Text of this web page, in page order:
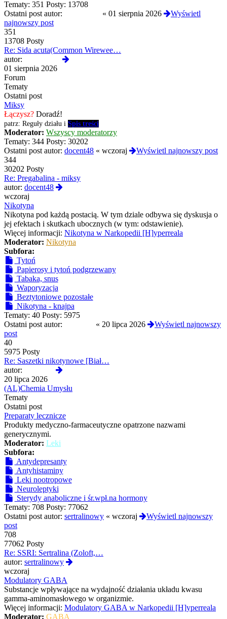
Tematy: 351 Posty: 13708
Ostatni post autor:
« 01 sierpnia 2026
Wyświetl
najnowszy post
351
13708 Posty
Re: Sida acuta(Common Wirewee…
autor:
01 sierpnia 2026
Forum
Tematy
Ostatni post
Miksy
Łączysz? Doradź!
patrz: Reguły działu i Spis treści
Moderator: Wszyscy moderatorzy
Tematy: 344 Posty: 30202
Ostatni post autor: docent48 « wczoraj
Wyświetl najnowszy post
344
30202 Posty
Re: Pregabalina - miksy
autor: docent48
wczoraj
Nikotyna
Nikotyna pod każdą postacią. W tym dziale odbywa się dyskusja o
jej efektach i skutkach ubocznych (w tym: odstawienie).
Więcej informacji: Nikotyna w Narkopedii [H]yperreala
Moderator: Nikotyna
Subfora:
Tytoń
Papierosy i tytoń podgrzewany
Tabaka, snus
Waporyzacja
Beztytoniowe pozostałe
Nikotyna - knajpa
Tematy: 40 Posty: 5975
Ostatni post autor:
« 20 lipca 2026
Wyświetl najnowszy
post
40
5975 Posty
Re: Saszetki nikotynowe [Biał…
autor:
post
20 lipca 2026
(AL)Chemia Umysłu
Tematy
Ostatni post
Preparaty lecznicze
Produkty medyczno-farmaceutyczne opatrzone nazwami
generycznymi.
Moderator: Leki
Subfora:
Antydepresanty
Antyhistaminy
Leki nootropowe
Neuroleptyki
Sterydy anaboliczne i śr.wpł.na hormony
Tematy: 708 Posty: 77062
Ostatni post autor: sertralinowy « wczoraj
Wyświetl najnowszy
post
708
77062 Posty
Re: SSRI: Sertralina (Zoloft,…
autor: sertralinowy
wczoraj
Modulatory GABA
Substancje wpływające na wydajność działania układu kwasu
gamma-aminomasłowego w organizmie.
Więcej informacji: Modulatory GABA w Narkopedii [H]yperreala
Moderator: GABA